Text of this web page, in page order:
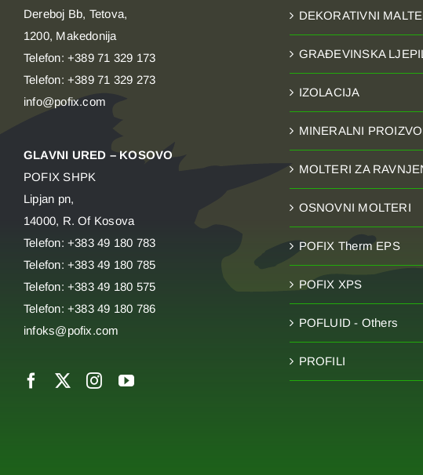
Dereboj Bb, Tetova,
1200, Makedonija
Telefon: +389 71 329 173
Telefon: +389 71 329 273
info@pofix.com
GLAVNI URED – KOSOVO
POFIX SHPK
Lipjan pn,
14000, R. Of Kosova
Telefon: +383 49 180 783
Telefon: +383 49 180 785
Telefon: +383 49 180 575
Telefon: +383 49 180 786
infoks@pofix.com
DEKORATIVNI
GRAĐEVINSKA
IZOLACIJA
MINERALNI
MOLTERI ZA
OSNOVNI MOLTERI
POFIX Therm EPS
POFIX XPS
POFLUID - Others
PROFILI